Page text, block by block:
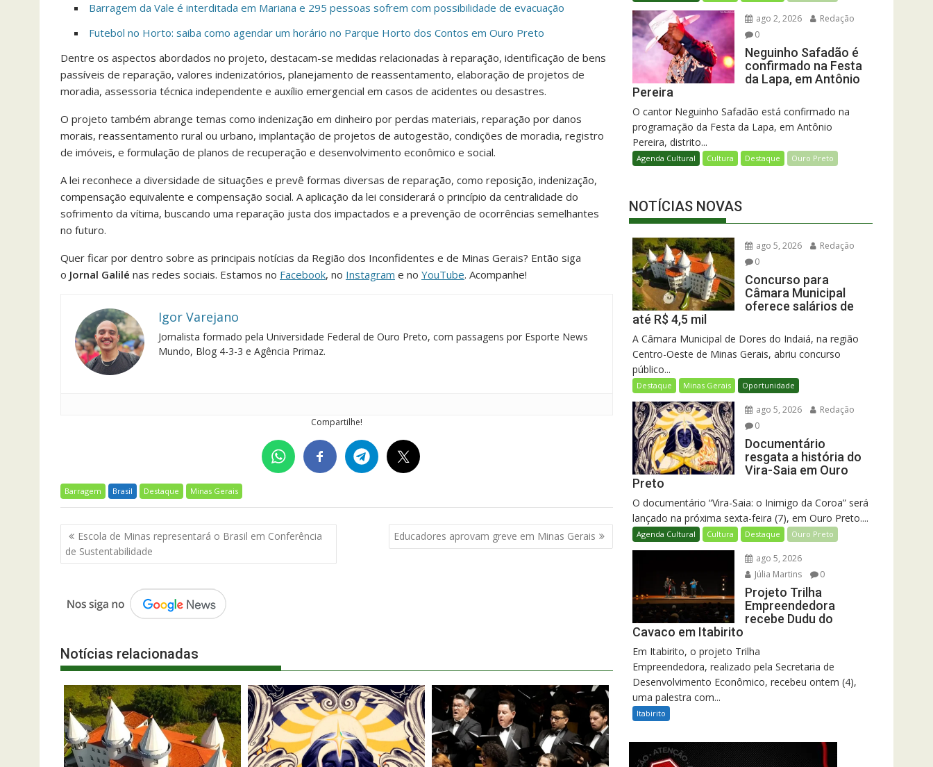
Barragem da Vale é interditada em Mariana e 295 pessoas sofrem com possibilidade de evacuação
Futebol no Horto: saiba como agendar um horário no Parque Horto dos Contos em Ouro Preto
Dentre os aspectos abordados no projeto, destacam-se medidas relacionadas à reparação, identificação de bens
passíveis de reparação, valores indenizatórios, planejamento de reassentamento, elaboração de projetos de
moradia, assessoria técnica independente e auxílio emergencial em casos de acidentes ou desastres.
O projeto também abrange temas como indenização em dinheiro por perdas materiais, reparação por danos
morais, reassentamento rural ou urbano, implantação de projetos de autogestão, condições de moradia, registro
de imóveis, e formulação de planos de recuperação e desenvolvimento econômico e social.
A lei reconhece a diversidade de situações e prevê formas diversas de reparação, como reposição, indenização,
compensação equivalente e compensação social. A aplicação da lei considerará o princípio da centralidade do
sofrimento da vítima, buscando uma reparação justa dos impactados e a prevenção de ocorrências semelhantes
no futuro.
Quer ficar por dentro sobre as principais notícias da Região dos Inconfidentes e de Minas Gerais? Então siga
o Jornal Galilé nas redes sociais. Estamos no Facebook, no Instagram e no YouTube. Acompanhe!
Igor Varejano
Jornalista formado pela Universidade Federal de Ouro Preto, com passagens por Esporte News
Mundo, Blog 4-3-3 e Agência Primaz.
Compartilhe!
Barragem Brasil Destaque Minas Gerais
Navegação
de
Post
Escola de Minas representará o Brasil em Conferência
de Sustentabilidade
Educadores aprovam greve em Minas Gerais
Notícias relacionadas
ago 2, 2026
Redação
0
Neguinho Safadão é
confirmado na Festa
da Lapa, em Antônio
Pereira
O cantor Neguinho Safadão está confirmado na
programação da Festa da Lapa, em Antônio
Pereira, distrito...
Agenda Cultural Cultura Destaque Ouro Preto
NOTÍCIAS NOVAS
ago 5, 2026
Redação
0
Concurso para
Câmara Municipal
oferece salários de
até R$ 4,5 mil
A Câmara Municipal de Dores do Indaiá, na região
Centro-Oeste de Minas Gerais, abriu concurso
público...
Destaque Minas Gerais Oportunidade
ago 5, 2026
Redação
0
Documentário
resgata a história do
Vira-Saia em Ouro
Preto
O documentário “Vira-Saia: o Inimigo da Coroa” será
lançado na próxima sexta-feira (7), em Ouro Preto....
Agenda Cultural Cultura Destaque Ouro Preto
ago 5, 2026
Júlia Martins
0
Projeto Trilha
Empreendedora
recebe Dudu do
Cavaco em Itabirito
Em Itabirito, o projeto Trilha
Empreendedora, realizado pela Secretaria de
Desenvolvimento Econômico, recebeu ontem (4),
uma palestra com...
Itabirito